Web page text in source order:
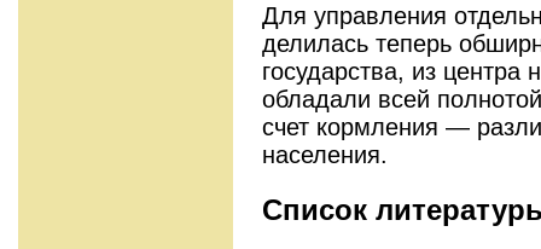
Для управления
делилась теперь
государства, из центра
обладали всей
счет кормления —
населения.
Список